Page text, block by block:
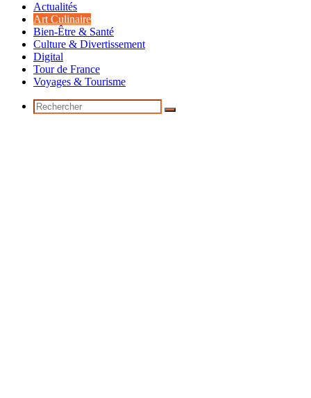
Actualités
Art Culinaire
Bien-Être & Santé
Culture & Divertissement
Digital
Tour de France
Voyages & Tourisme
Rechercher